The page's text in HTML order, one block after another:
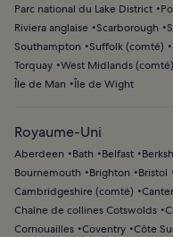
Parc national du Lake District
Riviera anglaise Scarborough
Southampton
Suffolk (comté)
Torquay West Midlands (comté)
Île de Man
Île de Wight
Royaume-Uni
Aberdeen Bath Belfast
Bournemouth
Brighton Bristol
Cambridgeshire (comté)
Chaîne de collines Cotswolds
Cornouailles Coventry Côte